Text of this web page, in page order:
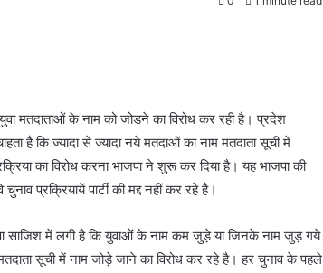
मतदाताओं के नाम को जोडने का विरोध कर रही है। प्रदेश
है कि ज्यादा से ज्यादा नये मतदाओं का नाम मतदाता सूची में
का विरोध करना भाजपा ने शुरू कर दिया है। यह भाजपा की
प्रक्रियायें पार्टी की मद्द नहीं कर रहे है।
साजिश में लगी है कि युवाओं के नाम कम जुड़े या जिनके नाम जुड़ गये
सूची में नाम जोड़े जाने का विरोध कर रहे है। हर चुनाव के पहले